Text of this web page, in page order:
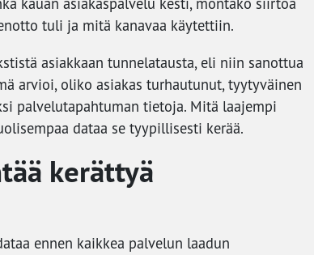
kauan asiakaspalvelu kesti, montako siirtoa
tuli ja mitä kanavaa käytettiin.
asiakkaan tunnelatausta, eli niin sanottua
arvioi, oliko asiakas turhautunut, tyytyväinen
palvelutapahtuman tietoja. Mitä laajempi
dataa se tyypillisesti kerää.
kerättyä
ennen kaikkea palvelun laadun